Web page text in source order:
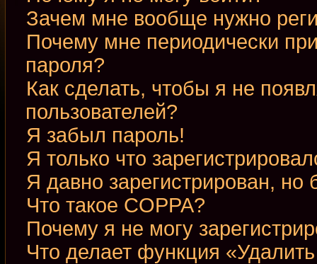
Зачем мне вообще нужно
Почему мне периодически
пароля?
Как сделать, чтобы я не
пользователей?
Я забыл пароль!
Я только что
Я давно зарегистрирован, но
Что такое COPPA?
Почему я не могу
Что делает функция